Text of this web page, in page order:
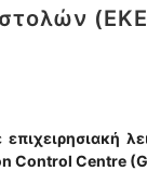
Control Centre